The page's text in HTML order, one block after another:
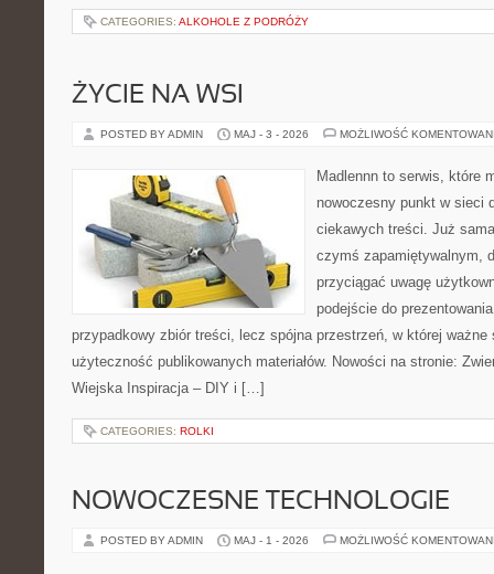
CATEGORIES: ALKOHOLE Z PODRÓŻY
ŻYCIE NA WSI
POSTED BY ADMIN MAJ - 3 - 2026 MOŻLIWOŚĆ
Madlennn to serwis, które
nowoczesny punkt w sieci
ciekawych treści. Już
czymś zapamiętywalnym,
przyciągać uwagę
podejście do
przypadkowy zbiór treści, lecz spójna przestrzeń, w której
użyteczność publikowanych materiałów. Nowości na stronie:
Wiejska Inspiracja – DIY i […]
CATEGORIES: ROLKI
NOWOCZESNE TECHNOLOGIE
POSTED BY ADMIN MAJ - 1 - 2026 MOŻLIWOŚĆ